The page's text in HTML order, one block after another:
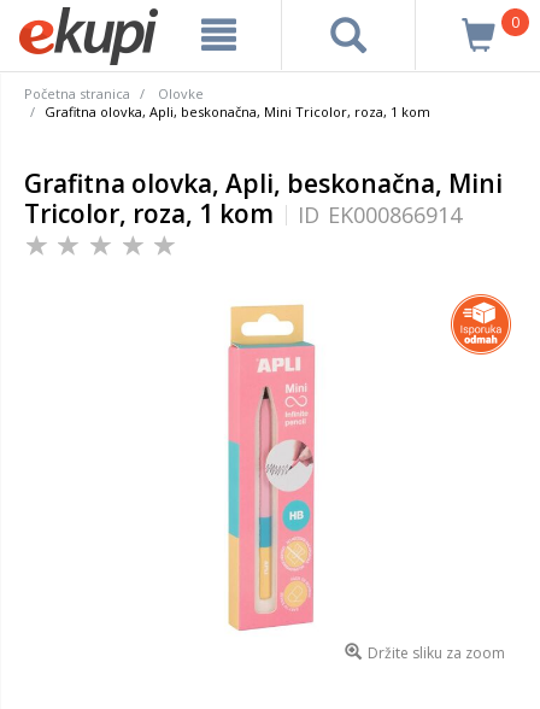
0
Početna stranica
Olovke
Grafitna olovka, Apli, beskonačna, Mini Tricolor, roza, 1 kom
Grafitna olovka, Apli, beskonačna, Mini
Tricolor, roza, 1 kom
ID EK000866914
Držite sliku za zoom